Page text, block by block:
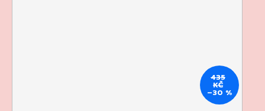
435
KČ
–30 %